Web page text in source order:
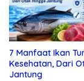
7 Manfaat Ikan
Kesehatan, Dari
Jantung